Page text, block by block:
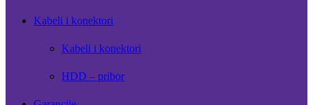
Kabeli i konektori
Kabeli i konektori
HDD – pribor